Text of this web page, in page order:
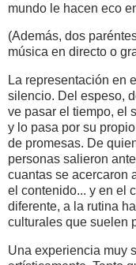
mundo le hacen eco
(Además, dos
música en directo o
La representación en
silencio. Del espeso,
ve pasar el tiempo, el
y lo pasa por su
de promesas. De
personas salieron
cuantas se acercaron
el contenido... y en el
diferente, a la rutina
culturales que suelen
Una experiencia muy